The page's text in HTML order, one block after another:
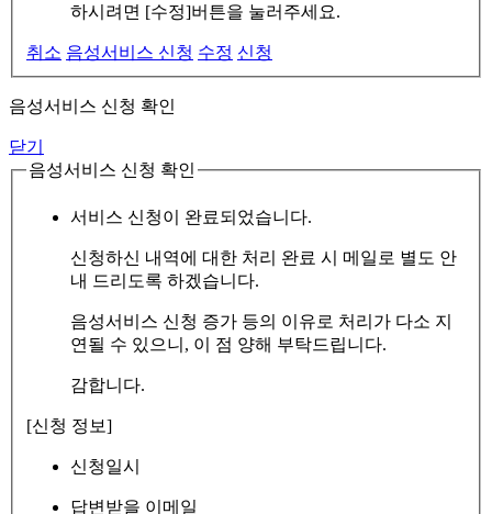
하시려면 [수정]버튼을 눌러주세요.
취소 음성서비스 신청 수정 신청
음성서비스 신청 확인
닫기
음성서비스 신청 확인
서비스 신청이 완료되었습니다.
신청하신 내역에 대한 처리 완료 시 메일로 별도 안
내 드리도록 하겠습니다.
음성서비스 신청 증가 등의 이유로 처리가 다소 지
연될 수 있으니, 이 점 양해 부탁드립니다.
감합니다.
[신청 정보]
신청일시
답변받을 이메일